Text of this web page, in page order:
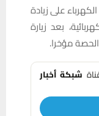
على زيادة
بعد زيارة
مؤخرا.
شبكة أخبار